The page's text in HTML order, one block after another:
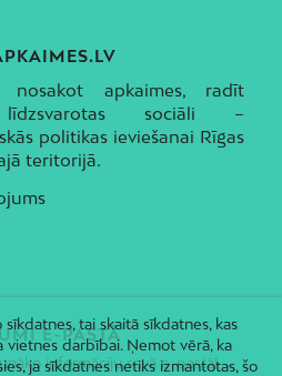
apkaimes, radīt
līdzsvarotas sociāli –
politikas ieviešanai Rīgas
teritorijā.
E-PASTĀ
informāciju savā e-pastā!
tai skaitā sīkdatnes, kas
vietnes darbībai. Ņemot vērā, ka
ja sīkdatnes netiks izmantotas, šo